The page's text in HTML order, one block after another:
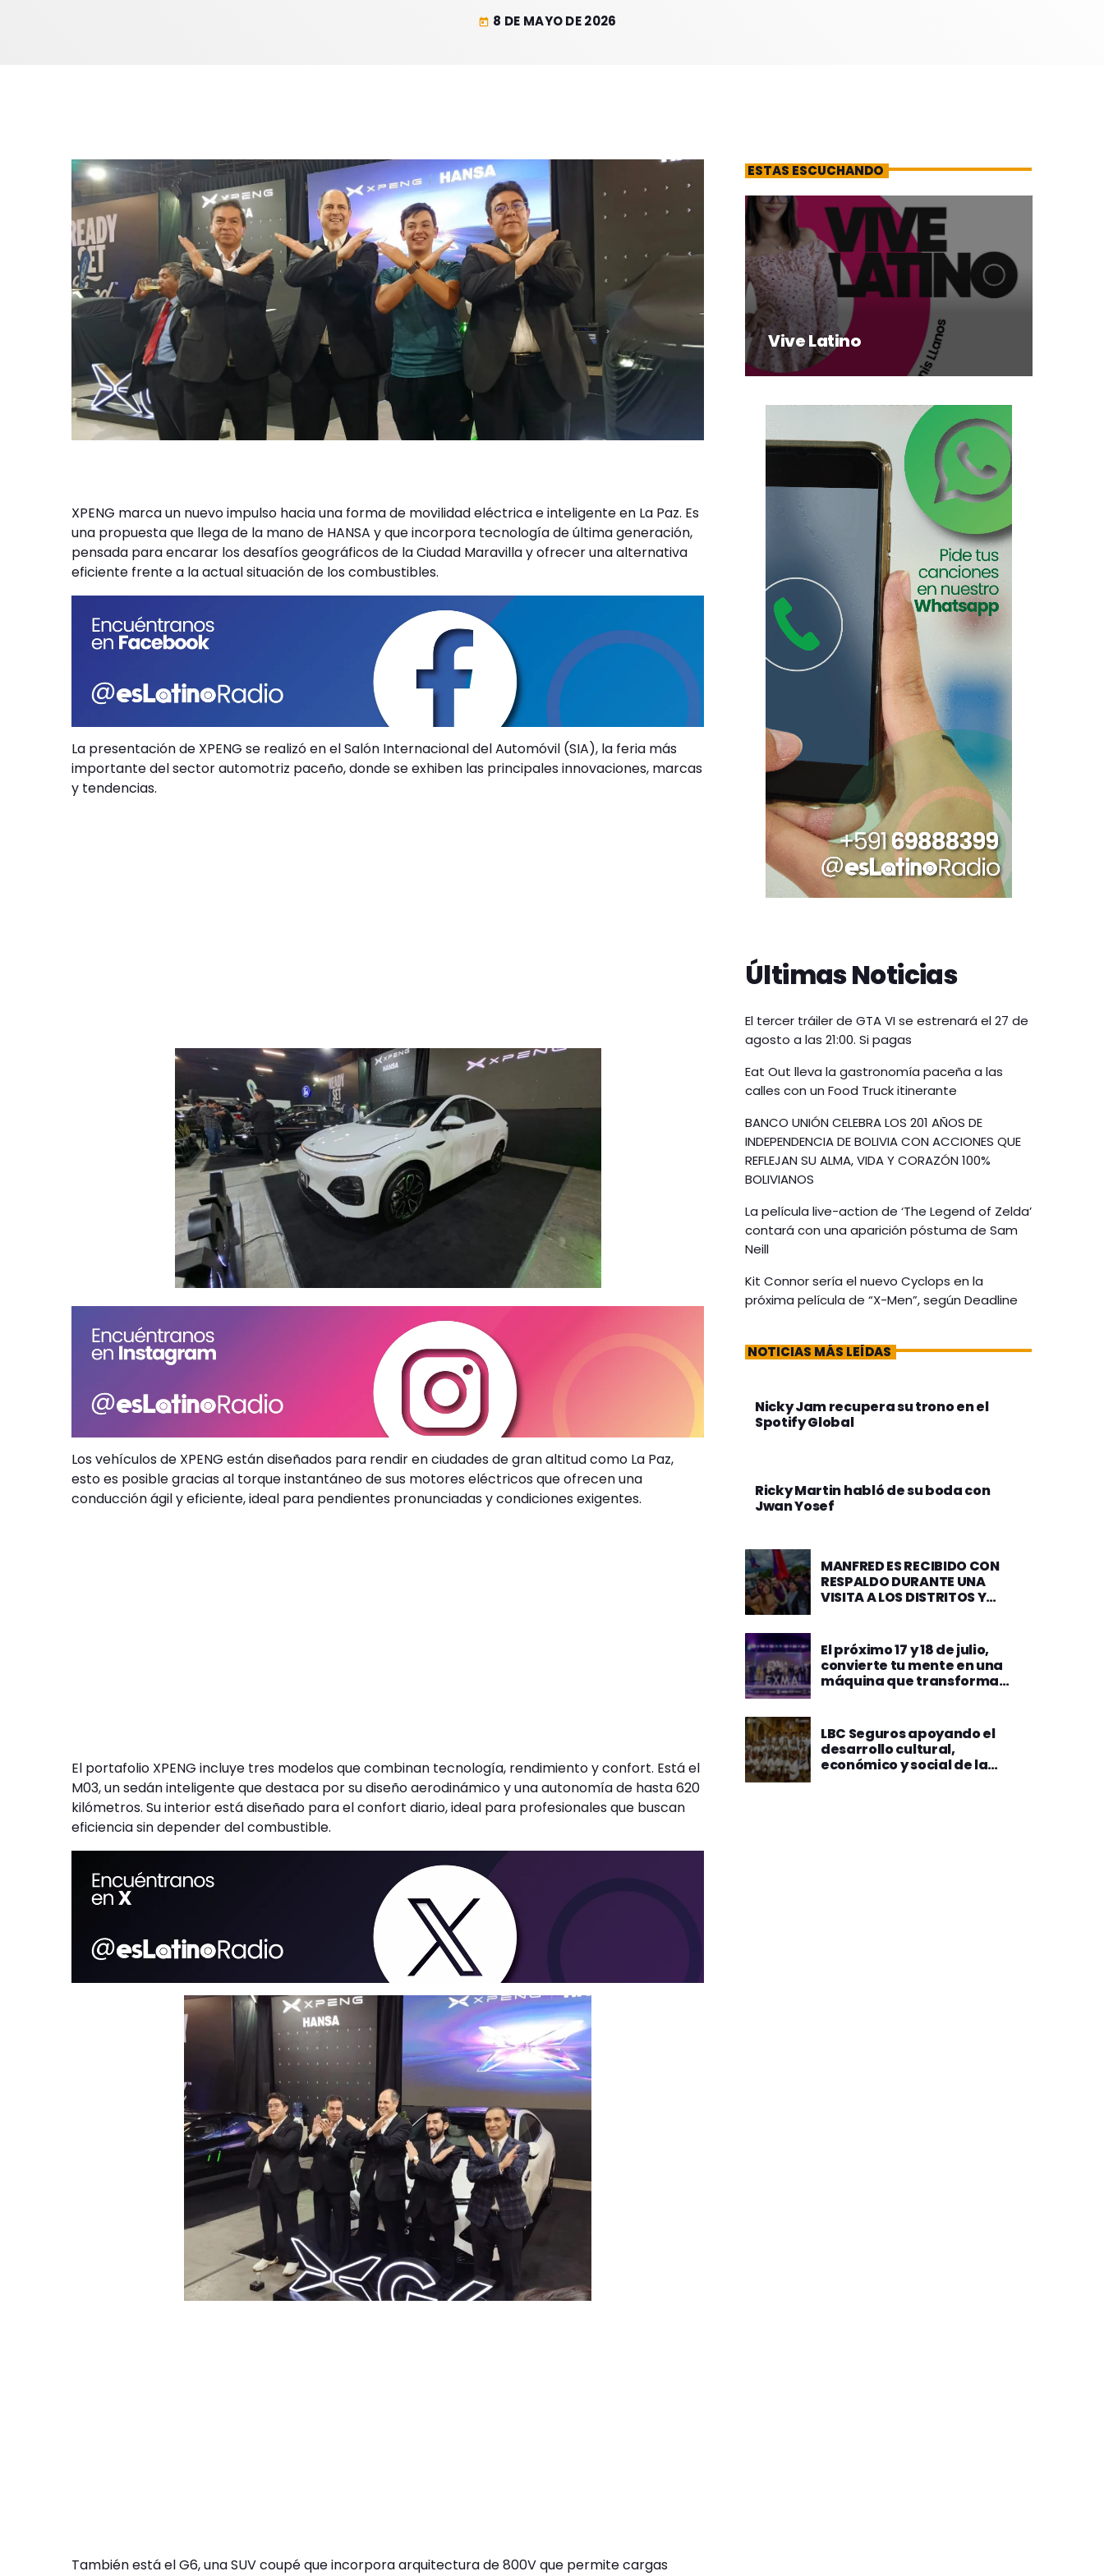
today 8 DE MAYO DE 2026
XPENG marca un nuevo impulso hacia una forma de movilidad eléctrica e inteligente en La Paz. Es
una propuesta que llega de la mano de HANSA y que incorpora tecnología de última generación,
pensada para encarar los desafíos geográficos de la Ciudad Maravilla y ofrecer una alternativa
eficiente frente a la actual situación de los combustibles.
La presentación de XPENG se realizó en el Salón Internacional del Automóvil (SIA), la feria más
importante del sector automotriz paceño, donde se exhiben las principales innovaciones, marcas
y tendencias.
Los vehículos de XPENG están diseñados para rendir en ciudades de gran altitud como La Paz,
esto es posible gracias al torque instantáneo de sus motores eléctricos que ofrecen una
conducción ágil y eficiente, ideal para pendientes pronunciadas y condiciones exigentes.
El portafolio XPENG incluye tres modelos que combinan tecnología, rendimiento y confort. Está el
M03, un sedán inteligente que destaca por su diseño aerodinámico y una autonomía de hasta 620
kilómetros. Su interior está diseñado para el confort diario, ideal para profesionales que buscan
eficiencia sin depender del combustible.
También está el G6, una SUV coupé que incorpora arquitectura de 800V que permite cargas
ESTAS ESCUCHANDO
Vive Latino
Últimas Noticias
El tercer tráiler de GTA VI se estrenará el 27 de
agosto a las 21:00. Si pagas
Eat Out lleva la gastronomía paceña a las
calles con un Food Truck itinerante
BANCO UNIÓN CELEBRA LOS 201 AÑOS DE
INDEPENDENCIA DE BOLIVIA CON ACCIONES QUE
REFLEJAN SU ALMA, VIDA Y CORAZÓN 100%
BOLIVIANOS
La película live-action de ‘The Legend of Zelda’
contará con una aparición póstuma de Sam
Neill
Kit Connor sería el nuevo Cyclops en la
próxima película de “X-Men”, según Deadline
NOTICIAS MÁS LEÍDAS
Nicky Jam recupera su trono en el
Spotify Global
Ricky Martin habló de su boda con
Jwan Yosef
MANFRED ES RECIBIDO CON
RESPALDO DURANTE UNA
VISITA A LOS DISTRITOS Y
El próximo 17 y 18 de julio,
convierte tu mente en una
máquina que transforma
LBC Seguros apoyando el
desarrollo cultural,
económico y social de la